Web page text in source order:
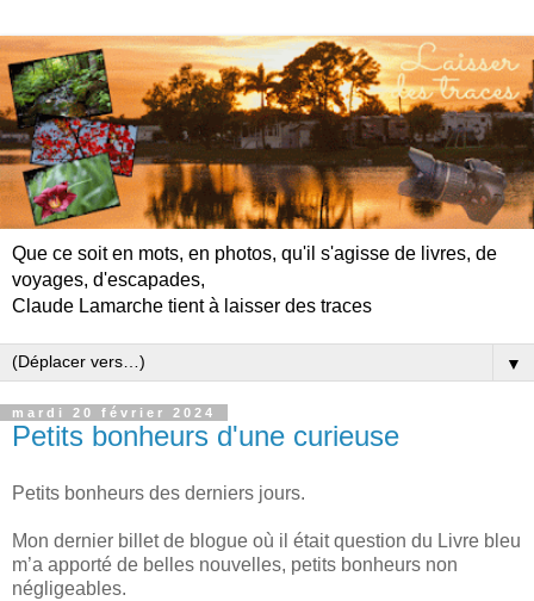
Que ce soit en mots, en photos, qu'il s'agisse de livres, de
voyages, d'escapades,
Claude Lamarche tient à laisser des traces
▼
mardi 20 février 2024
Petits bonheurs d'une curieuse
Petits bonheurs des derniers jours.
Mon dernier billet de blogue où il était question du Livre bleu
m’a apporté de belles nouvelles, petits bonheurs non
négligeables.